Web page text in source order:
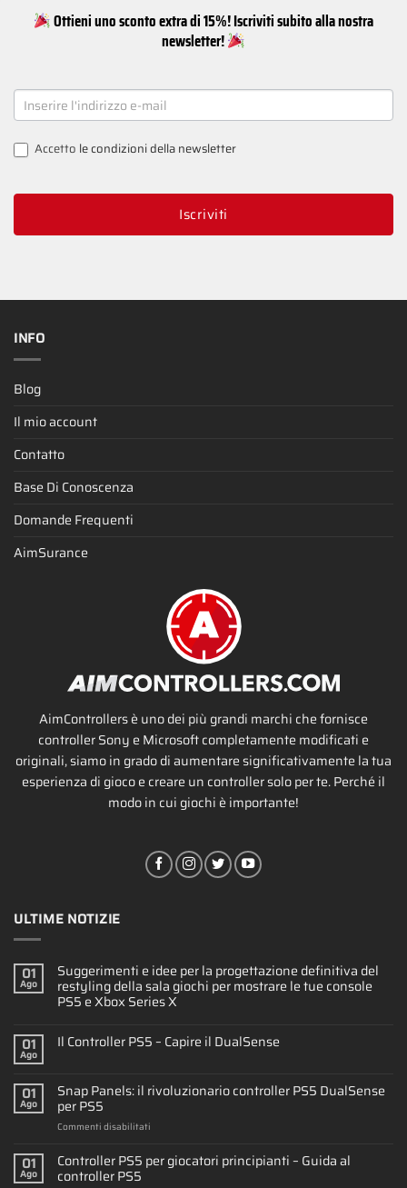
Ottieni uno sconto extra di 15%! Iscriviti subito alla nostra
newsletter!
NEWSLETTER
SIGNUP
Accetto le condizioni della newsletter
Iscriviti
INFO
Blog
Il mio account
Contatto
Base Di Conoscenza
Domande Frequenti
AimSurance
AimControllers è uno dei più grandi marchi che fornisce
controller Sony e Microsoft completamente modificati e
originali, siamo in grado di aumentare significativamente la tua
esperienza di gioco e creare un controller solo per te. Perché il
modo in cui giochi è importante!
ULTIME NOTIZIE
01
Ago
Suggerimenti e idee per la progettazione definitiva del
restyling della sala giochi per mostrare le tue console
PS5 e Xbox Series X
01
Ago
Il Controller PS5 – Capire il DualSense
01
Ago
Snap Panels: il rivoluzionario controller PS5 DualSense
per PS5
Commenti disabilitati
Panels:
il
01
Ago
Controller PS5 per giocatori principianti – Guida al
controller PS5